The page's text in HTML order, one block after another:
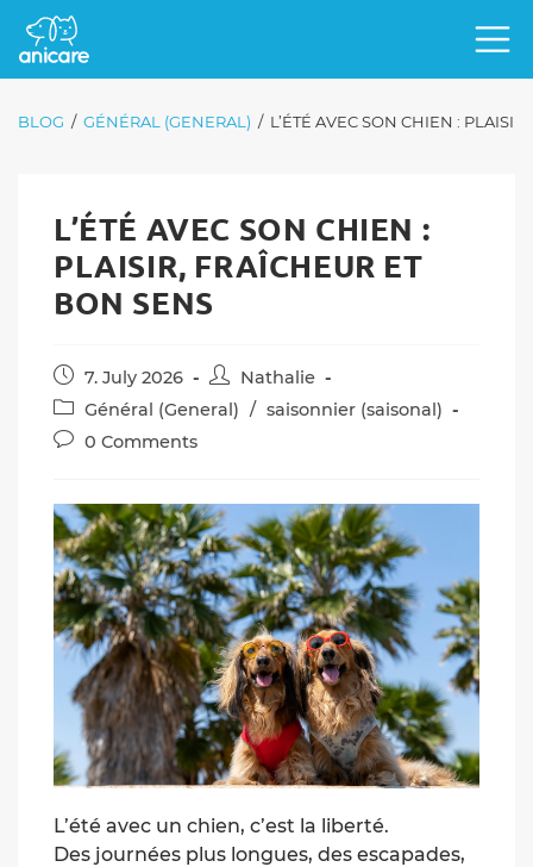
BLOG / GÉNÉRAL (GENERAL) / L’ÉTÉ AVEC SON CHIEN :
L’ÉTÉ AVEC SON CHIEN :
PLAISIR, FRAÎCHEUR ET
BON SENS
Post
published:
7. July 2026
Post
author:
Nathalie
Post
category:
Général (General) / saisonnier (saisonal)
Post0 Comments
L’été avec un chien, c’est la liberté.
Des journées plus longues, des escapades,